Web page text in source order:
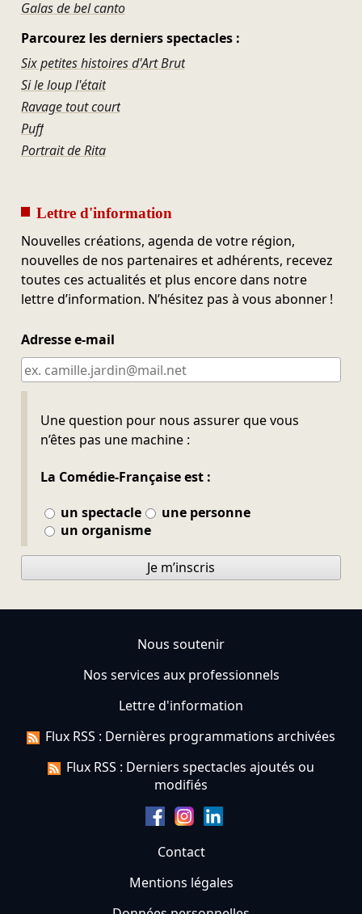
Galas de bel canto
Parcourez les derniers spectacles :
Six petites histoires d'Art Brut
Si le loup l'était
Ravage tout court
Puff
Portrait de Rita
Lettre d'information
Nouvelles créations, agenda de votre région,
nouvelles de nos partenaires et adhérents, recevez
toutes ces actualités et plus encore dans notre
lettre d’information. N’hésitez pas à vous abonner !
Adresse e-mail
Une question pour nous assurer que vous
n’êtes pas une machine :
La Comédie-Française est :
un spectacle
une personne
un organisme
Ne pas remplir
Je m’inscris
Nous soutenir
Nos services aux professionnels
Lettre d'information
Flux RSS : Dernières programmations archivées
Flux RSS : Derniers spectacles ajoutés ou
modifiés
Contact
Mentions légales